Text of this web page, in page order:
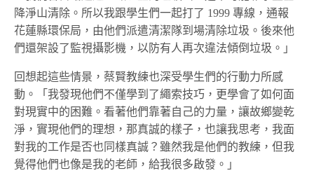
降淨山清除。所以我跟學生們一起打了 1999 專線，通報
花蓮縣環保局，由他們派遣清潔隊到場清除垃圾。後來他
們還架設了監視攝影機，以防有人再次違法傾倒垃圾。」
回想起這些情景，蔡賢教練也深受學生們的行動力所感
動。「我發現他們不僅學到了繩索技巧，更學會了如何面
對現實中的困難。看著他們靠著自己的力量，讓故鄉變乾
淨，實現他們的理想，那真誠的樣子，也讓我思考，我面
對我的工作是否也同樣真誠？雖然我是他們的教練，但我
覺得他們也像是我的老師，給我很多啟發。」